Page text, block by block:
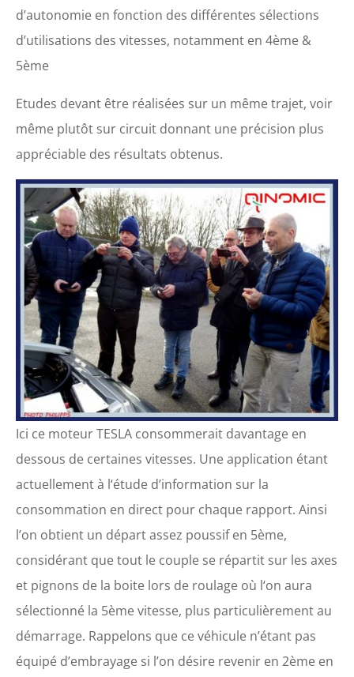
d’autonomie en fonction des différentes sélections
d’utilisations des vitesses, notamment en 4ème &
5ème
Etudes devant être réalisées sur un même trajet, voir
même plutôt sur circuit donnant une précision plus
appréciable des résultats obtenus.
Ici ce moteur TESLA consommerait davantage en
dessous de certaines vitesses. Une application étant
actuellement à l‘étude d’information sur la
consommation en direct pour chaque rapport. Ainsi
l’on obtient un départ assez poussif en 5ème,
considérant que tout le couple se répartit sur les axes
et pignons de la boite lors de roulage où l‘on aura
sélectionné la 5ème vitesse, plus particulièrement au
démarrage. Rappelons que ce véhicule n’étant pas
équipé d’embrayage si l’on désire revenir en 2ème en